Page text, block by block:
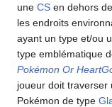
une CS en dehors
les endroits
ayant un type et/ou
type emblématique
Pokémon Or
joueur doit
Pokémon de type